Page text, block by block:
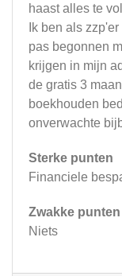
haast alles te
Ik ben als zzp'er
pas begonnen
krijgen in mijn
de gratis 3
boekhouden
onverwachte
Sterke punten
Financiele
Zwakke punten
Niets